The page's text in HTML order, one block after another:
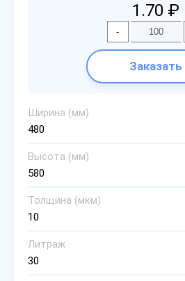
1.70 ₽
-
Заказать
Ширина (мм)
480
Высота (мм)
580
Толщина (мкм)
10
Литраж
30